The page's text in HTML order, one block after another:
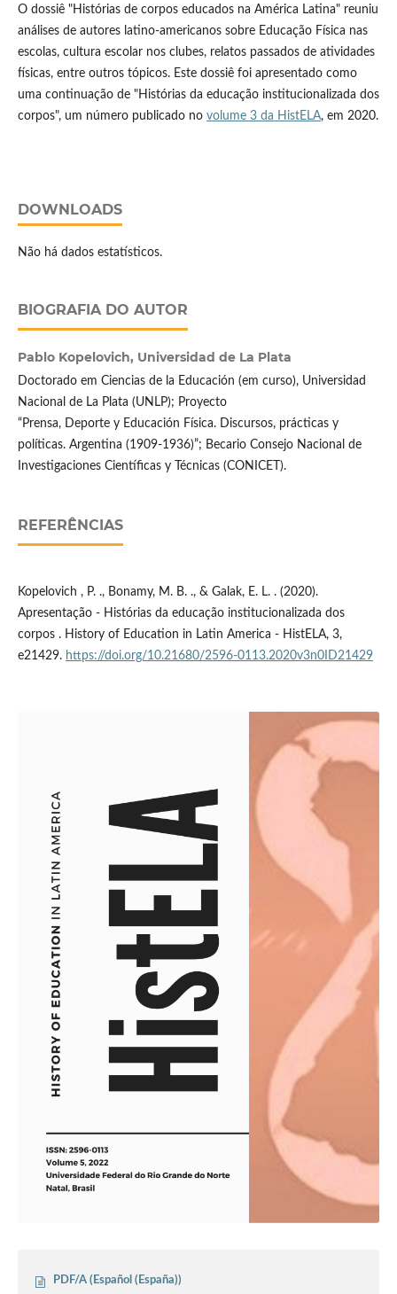
O dossiê "Histórias de corpos educados na América Latina" reuniu
análises de autores latino-americanos sobre Educação Física nas
escolas, cultura escolar nos clubes, relatos passados de atividades
físicas, entre outros tópicos. Este dossiê foi apresentado como
uma continuação de "Histórias da educação institucionalizada dos
corpos", um número publicado no volume 3 da HistELA, em 2020.
DOWNLOADS
Não há dados estatísticos.
BIOGRAFIA DO AUTOR
Pablo Kopelovich, Universidad de La Plata
Doctorado em Ciencias de la Educación (em curso), Universidad
Nacional de La Plata (UNLP); Proyecto
“Prensa, Deporte y Educación Física. Discursos, prácticas y
políticas. Argentina (1909-1936)”; Becario Consejo Nacional de
Investigaciones Científicas y Técnicas (CONICET).
REFERÊNCIAS
Kopelovich , P. ., Bonamy, M. B. ., & Galak, E. L. . (2020).
Apresentação - Histórias da educação institucionalizada dos
corpos . History of Education in Latin America - HistELA, 3,
e21429. https://doi.org/10.21680/2596-0113.2020v3n0ID21429
PDF/A (Español (España))